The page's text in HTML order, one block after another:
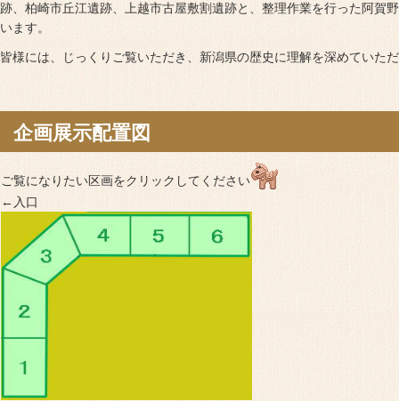
跡、柏崎市丘江遺跡、上越市古屋敷割遺跡と、整理作業を行った阿賀
います。
皆様には、じっくりご覧いただき、新潟県の歴史に理解を深めていた
企画展示配置図
ご覧になりたい区画をクリックしてください
←入口